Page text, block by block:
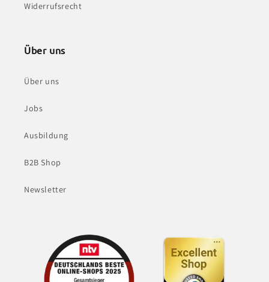
Widerrufsrecht
Über uns
Über uns
Jobs
Ausbildung
B2B Shop
Newsletter